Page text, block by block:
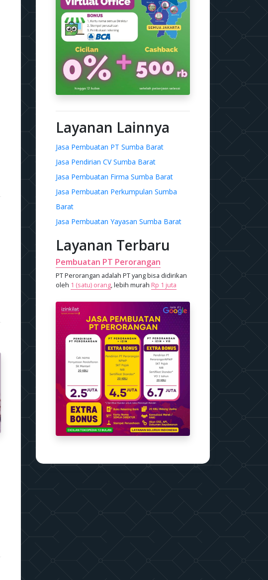
Layanan Lainnya
Jasa Pembuatan PT Sumba Barat
Jasa Pendirian CV Sumba Barat
Jasa Pembuatan Firma Sumba Barat
Jasa Pembuatan Perkumpulan Sumba
Barat
Jasa Pembuatan Yayasan Sumba Barat
Layanan Terbaru
Pembuatan PT Perorangan
PT Perorangan adalah PT yang bisa didirikan
oleh 1 (satu) orang, lebih murah Rp 1 juta